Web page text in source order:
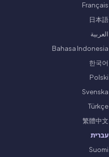
Français
日本語
العربية
Bahasa Indonesia
한국어
Polski
Svenska
Türkçe
繁體中文
עברית
Suomi